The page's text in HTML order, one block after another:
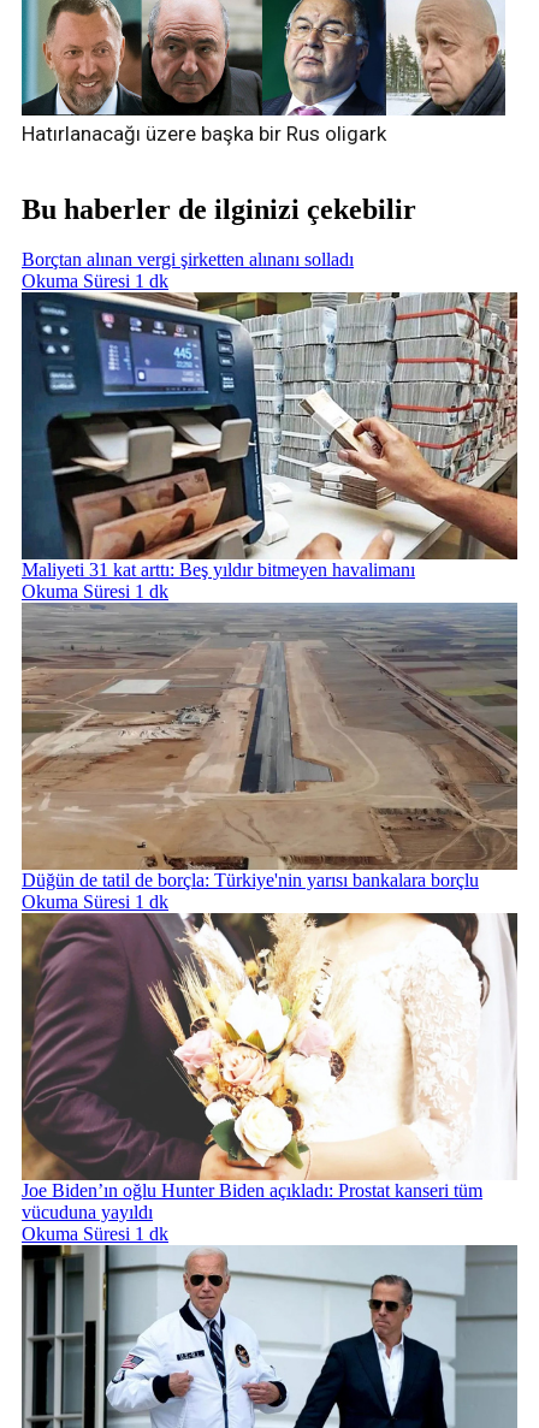
Hatırlanacağı üzere başka bir Rus oligark
Bu haberler de ilginizi çekebilir
Borçtan alınan vergi şirketten alınanı solladı
Okuma Süresi 1 dk
Maliyeti 31 kat arttı: Beş yıldır bitmeyen havalimanı
Okuma Süresi 1 dk
Düğün de tatil de borçla: Türkiye'nin yarısı bankalara borçlu
Okuma Süresi 1 dk
Joe Biden’ın oğlu Hunter Biden açıkladı: Prostat kanseri tüm
vücuduna yayıldı
Okuma Süresi 1 dk